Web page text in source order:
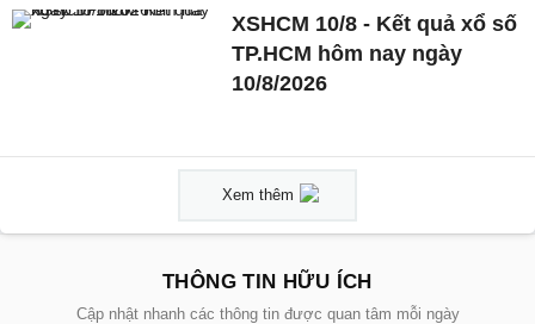
XSHCM 10/8 - Kết quả xổ số
TP.HCM hôm nay ngày
10/8/2026
Xem thêm
THÔNG TIN HỮU ÍCH
Cập nhật nhanh các thông tin được quan tâm mỗi ngày